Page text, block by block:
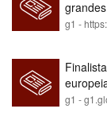
relatório
g1 -
para
g1 -